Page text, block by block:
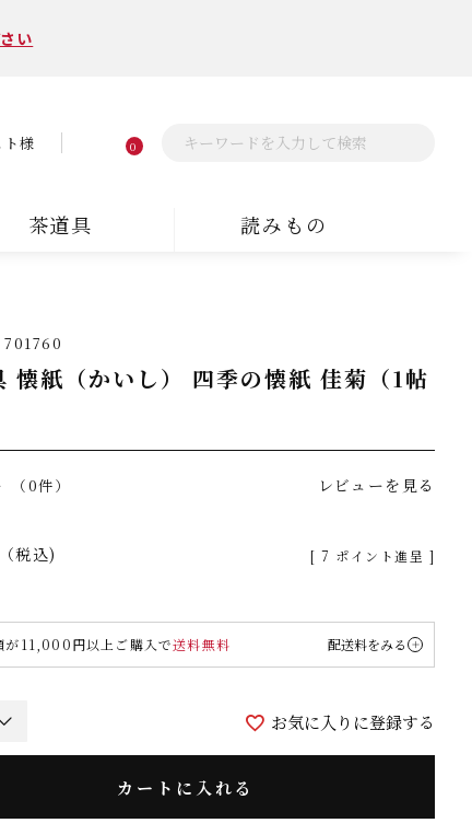
い
様 0
茶道具 読みもの
701760
懐紙（かいし） 四季の懐紙 佳菊（1帖
（0件） レビューを見る
税込 [ 7 ポイント進呈 ]
が11,000円以上ご購入で送料無料 配送料をみる
お気に入りに登録する
カートに入れる